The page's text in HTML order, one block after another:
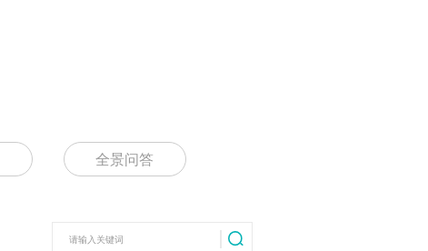
全景问答